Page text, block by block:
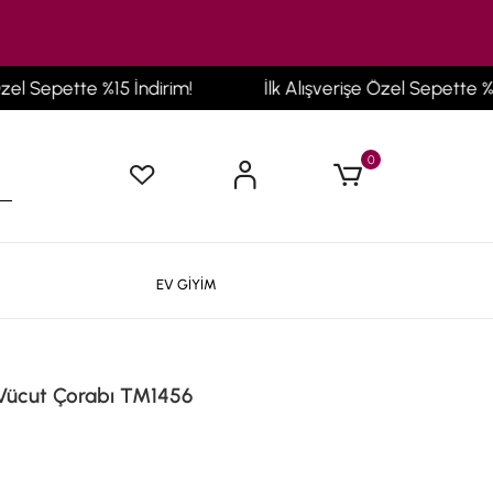
%15 İndirim! İlk Alışverişe Özel Sepette %15
0
EV GİYİM
Çorabı TM1456